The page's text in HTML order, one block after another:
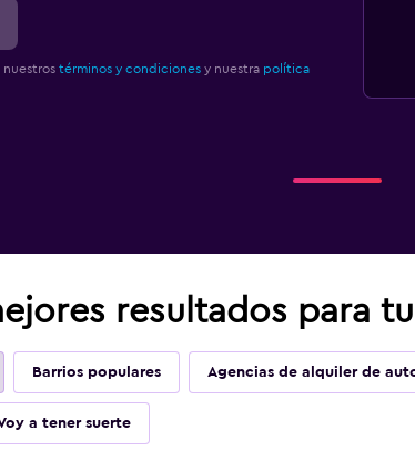
nuestros términos y condicionesy nuestra política
resultados para
Barrios populares Agencias de alquiler de
a tener suerte